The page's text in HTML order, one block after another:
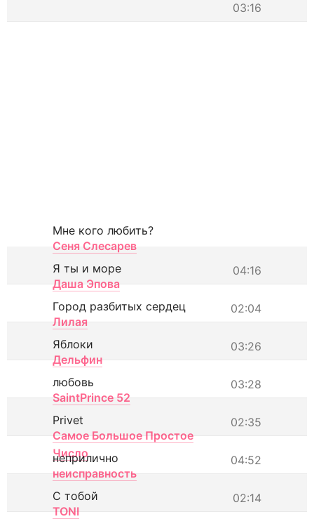
03:16
Мне кого любить?
Сеня Слесарев
04:16
Я ты и море
Даша Эпова
02:04
Город разбитых сердец
Лилая
03:26
Яблоки
Дельфин
03:28
любовь
SaintPrince 52
02:35
Privet
Самое Большое Простое
Число
04:52
неприлично
неисправность
02:14
С тобой
TONI